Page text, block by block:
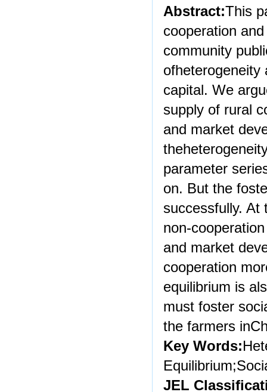
Abstract:This
cooperation
community
ofheterogeneity
capital. We
supply of rural
and market
parameter
on. But the
successfully. At
non-
and market
cooperation
equilibrium is
must foster
the farmers
Key Words:
JEL